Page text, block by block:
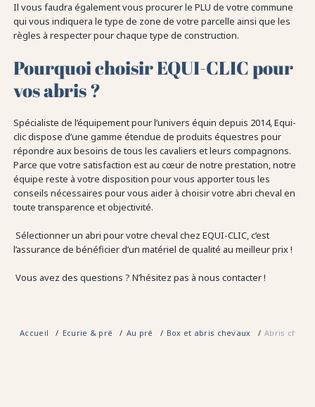
Il vous faudra également vous procurer le PLU de votre commune
qui vous indiquera le type de zone de votre parcelle ainsi que les
règles à respecter pour chaque type de construction.
Pourquoi choisir EQUI-CLIC pour
vos abris ?
Spécialiste de l’équipement pour l’univers équin depuis 2014, Equi-
clic dispose d’une gamme étendue de produits équestres pour
répondre aux besoins de tous les cavaliers et leurs compagnons.
Parce que votre satisfaction est au cœur de notre prestation, notre
équipe reste à votre disposition pour vous apporter tous les
conseils nécessaires pour vous aider à choisir votre abri cheval en
toute transparence et objectivité.
Sélectionner un abri pour votre cheval chez EQUI-CLIC, c’est
l’assurance de bénéficier d’un matériel de qualité au meilleur prix !
Vous avez des questions ? N’hésitez pas à nous contacter !
Accueil Ecurie & pré Au pré Box et abris chevaux Abris